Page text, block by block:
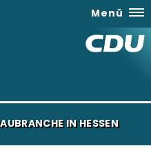
Menü
IN HESSEN